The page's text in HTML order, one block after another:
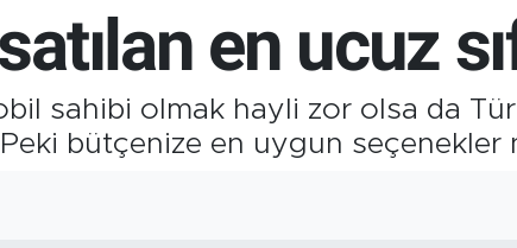
en ucuz
sahibi olmak hayli zor olsa da
bütçenize en uygun seçenekler